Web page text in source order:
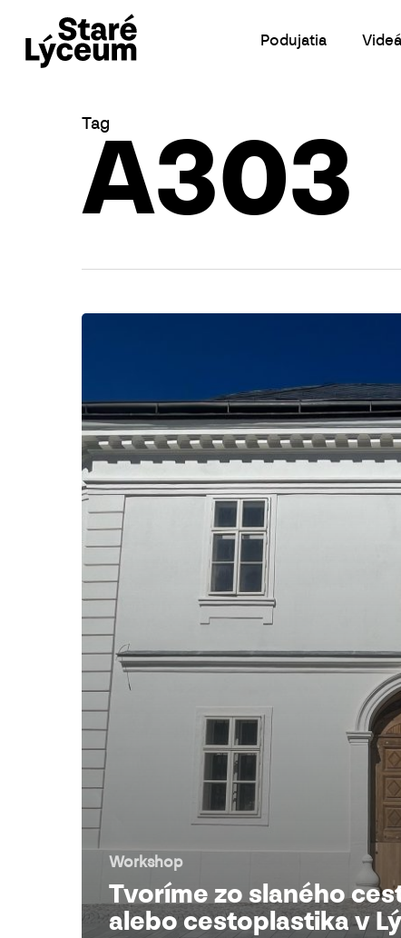
main
Podujatia Videá
Tag
A303
Workshop
Tvoríme zo slaného
alebo cestoplastika v